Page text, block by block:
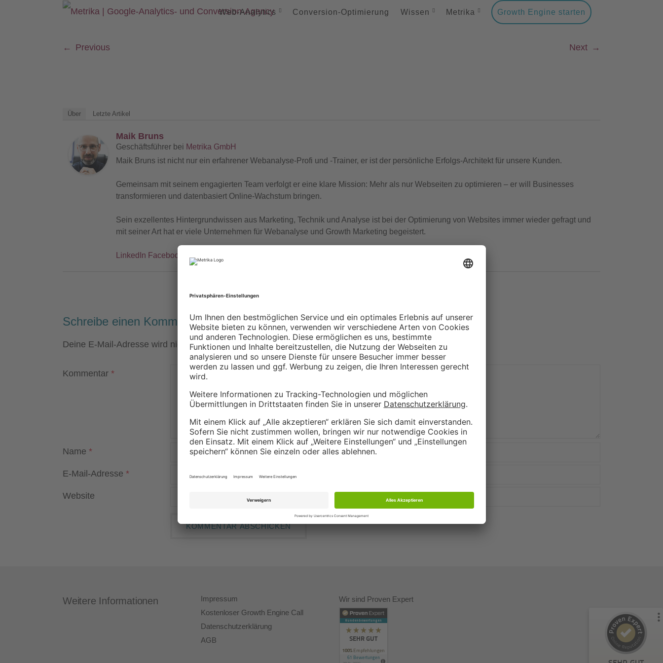
Web-Analytics Conversion-Optimierung Wissen Metrika Growth Engine starten
← Previous Next →
Über Letzte Artikel
Maik Bruns
Geschäftsführer bei Metrika GmbH
Maik Bruns ist nicht nur ein erfahrener Webanalyse-Profi und -Trainer, er ist der persönliche Erfolgs-Architekt für unsere Kunden.
Gemeinsam mit seinem engagierten Team verfolgt er eine klare Mission: Mehr als nur Webseiten zu optimieren – er will Businesses
transformieren und datenbasiert Online-Wachstum bringen.
Sein exzellentes Hintergrundwissen aus Marketing, Technik und Analyse ist bei der Optimierung von Websites immer wieder gefragt und
mit seiner Art hat er viele Unternehmen für Webanalyse und Growth Marketing begeistert.
LinkedIn Facebook
Schreibe einen Kommentar
Deine E-Mail-Adresse wird nicht veröffentlicht. Erforderliche Felder sind mit*markiert
Kommentar *
Name *
E-Mail-Adresse *
Website
Weitere Informationen
Impressum
Kostenloser Growth Engine Call
Datenschutzerklärung
AGB
Wir sind Proven Expert
4
Bewertungen auf
ProvenExpert.com
Blick aufs ProvenExpert-Profil werfen